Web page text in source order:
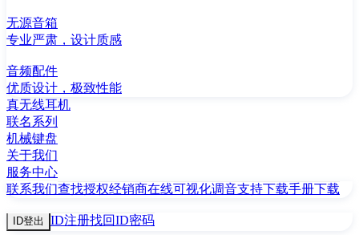
无源音箱
专业严肃，设计质感
音频配件
优质设计，极致性能
真无线耳机
联名系列
机械键盘
关于我们
服务中心
联系我们查找授权经销商在线可视化调音支持下载手册下载
ID登出 ID注册找回ID密码